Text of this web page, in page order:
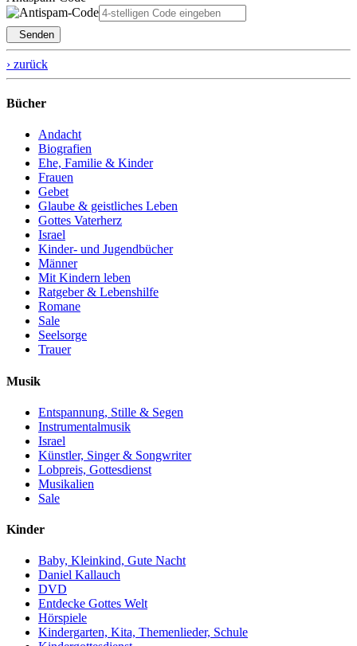
Senden
› zurück
Bücher
Andacht
Biografien
Ehe, Familie & Kinder
Frauen
Gebet
Glaube & geistliches Leben
Gottes Vaterherz
Israel
Kinder- und Jugendbücher
Männer
Mit Kindern leben
Ratgeber & Lebenshilfe
Romane
Sale
Seelsorge
Trauer
Musik
Entspannung, Stille & Segen
Instrumentalmusik
Israel
Künstler, Singer & Songwriter
Lobpreis, Gottesdienst
Musikalien
Sale
Kinder
Baby, Kleinkind, Gute Nacht
Daniel Kallauch
DVD
Entdecke Gottes Welt
Hörspiele
Kindergarten, Kita, Themenlieder, Schule